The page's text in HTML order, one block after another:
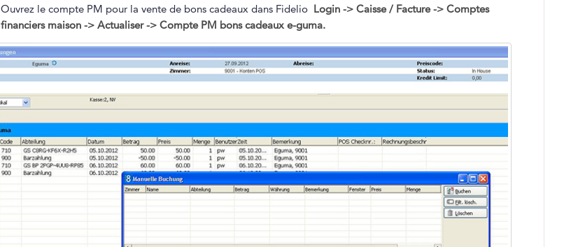
Ouvrez le compte PM pour la vente de bons cadeaux dans Fidelio Login -> Caisse / Facture -> Comptes
financiers maison -> Actualiser -> Compte PM bons cadeaux e-guma.